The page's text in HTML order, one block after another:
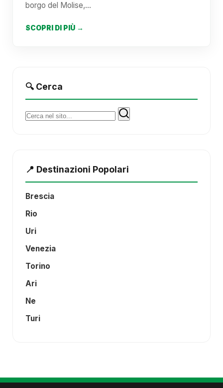
borgo del Molise,…
SCOPRI DI PIÙ →
🔍 Cerca
Cerca:
📍 Destinazioni Popolari
Brescia
Rio
Uri
Venezia
Torino
Ari
Ne
Turi